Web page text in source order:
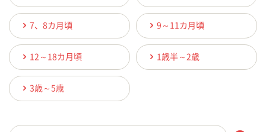
7、8カ月頃 9～11カ月頃
12～18カ月頃 1歳半～2歳
3歳～5歳